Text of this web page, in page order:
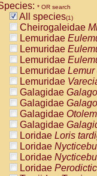
CebidaeCebus
CebidaeCebus
CebidaeCebus
CebidaeSaimiri
CebidaeSaimiri
AtelidaeAlouatta
AtelidaeAlouatta
AtelidaeAlouatta
AtelidaeAlouatta
AtelidaeAteles
AtelidaeAteles
AtelidaeAteles
AtelidaeAteles
Atelidae
AtelidaeLagothrix
Pitheciidae
* OR search
All species(1)
Cheirogaleidae
Lemuridae
Lemuridae
Lemuridae
Lemuridae Lemur
Lemuridae
Galagidae
Galagidae
Galagidae
Galagidae
Loridae Loris
Loridae
Loridae
Loridae